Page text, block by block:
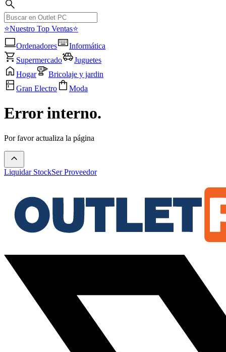
⭐Nuestro Top Ventas⭐
Ordenadores
Informática
Supermercado
Juguetes
Hogar
Bricolaje y jardin
Gran Electro
Moda
Error interno.
Por favor actualiza la página
Liquidar StockSer Proveedor